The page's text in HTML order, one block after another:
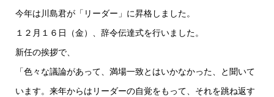
今年は川島君が「リーダー」に昇格しました。
１２月１６日（金）、辞令伝達式を行いました。
新任の挨拶で、
「色々な議論があって、満場一致とはいかなかった、と聞いて
います。来年からはリーダーの自覚をもって、それを跳ね返す